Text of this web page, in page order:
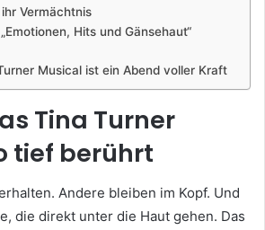
Vermächtnis
Hits und Gänsehaut“
Musical ist ein Abend voller Kraft
Tina Turner
tief berührt
Andere bleiben im Kopf. Und
die direkt unter die Haut gehen. Das